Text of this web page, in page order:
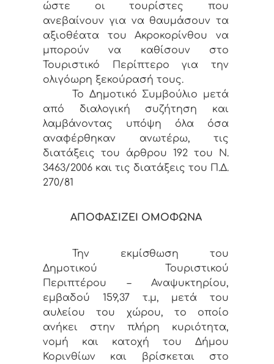
ώστε οι τουρίστες που
ανεβαίνουν για να θαυμάσουν τα
αξιοθέατα του Ακροκορίνθου να
μπορούν να καθίσουν στο
Τουριστικό Περίπτερο για την
ολιγόωρη ξεκούρασή τους.
Το Δημοτικό Συμβούλιο μετά
από διαλογική συζήτηση και
λαμβάνοντας υπόψη όλα όσα
αναφέρθηκαν ανωτέρω, τις
διατάξεις του άρθρου 192 του Ν.
3463/2006 και τις διατάξεις του Π.Δ.
270/81
ΑΠΟΦΑΣΙΖΕΙ ΟΜΟΦΩΝΑ
Την εκμίσθωση του
Δημοτικού Τουριστικού
Περιπτέρου – Αναψυκτηρίου,
εμβαδού 159,37 τ.μ, μετά του
αυλείου του χώρου, το οποίο
ανήκει στην πλήρη κυριότητα,
νομή και κατοχή του Δήμου
Κορινθίων και βρίσκεται στο